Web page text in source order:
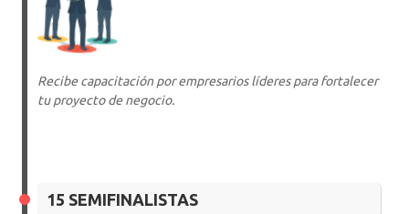
Recibe capacitación por empresarios líderes para fortalecer
tu proyecto de negocio.
15 SEMIFINALISTAS